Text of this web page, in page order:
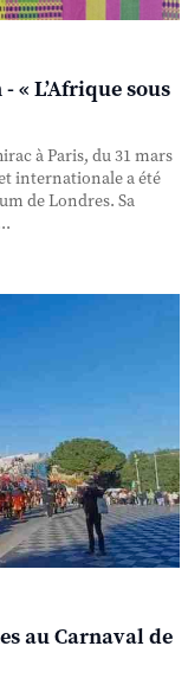
« L’Afrique sous
à Paris, du 31 mars
internationale a été
de Londres. Sa
au Carnaval de